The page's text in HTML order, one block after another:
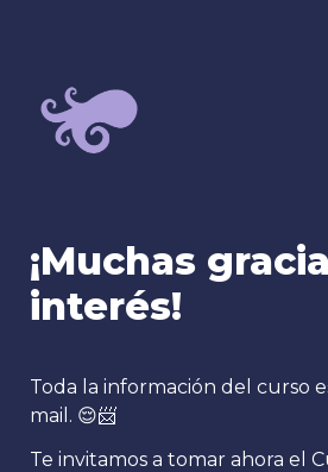
¡Muchas
interés!
Toda la información del curso
mail. 😌📨
Te invitamos a tomar ahora el